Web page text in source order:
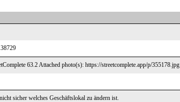
63.2 Attached photo(s): https://streetcomplete.app/p/355178.jpg
sicher welches Geschäftslokal zu ändern ist.